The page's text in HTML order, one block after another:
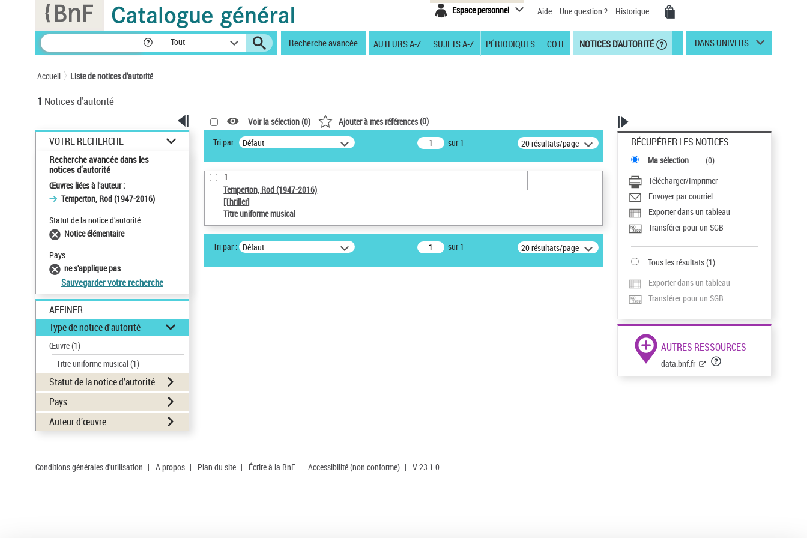
Espace personnel Aide Une question ? Historique
Tout Recherche avancée AUTEURS A-Z SUJETS A-Z PÉRIODIQUES COTE NOTICES D'AUTORITÉ DANS UNIVERS
Accueil Liste de notices d’autorité
1 Notices d'autorité
VOTRE RECHERCHE
Recherche avancée dans les
notices d’autorité
Œuvres liées à l'auteur :
Temperton, Rod (1947-2016)
Statut de la notice d’autorité
Notice élémentaire
Pays
ne s'applique pas
Sauvegarder votre recherche
AFFINER
Type de notice d'autorité
Œuvre(1)
Titre uniforme musical(1)
Statut de la notice d’autorité
Pays
Auteur d’œuvre
Voir la sélection (0) Ajouter à mes références(0)
Tri par : Défaut sur 1 20 résultats/page
1
Temperton, Rod (1947-2016)
[Thriller]
Titre uniforme musical
Tri par : Défaut sur 1 20 résultats/page
RÉCUPÉRER LES NOTICES
Ma sélection (0)
Télécharger/Imprimer
Envoyer par courriel
Exporter dans un tableau
Transférer pour un SGB
Tous les résultats(1)
Exporter dans un tableau
Transférer pour un SGB
AUTRES RESSOURCES
data.bnf.fr
Conditions générales d'utilisation | A propos | Plan du site | Écrire à la BnF | Accessibilité (non conforme) | V 23.1.0
Panneau de gestion des cookies